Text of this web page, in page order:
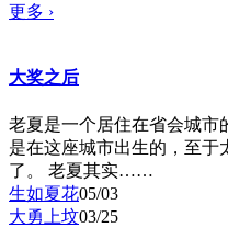
更多 ›
大奖之后
老夏是一个居住在省会城市
是在这座城市出生的，至于
了。 老夏其实……
生如夏花05/03
大勇上坟03/25